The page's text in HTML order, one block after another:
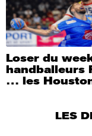
Loser du
handballeurs
… les
LES